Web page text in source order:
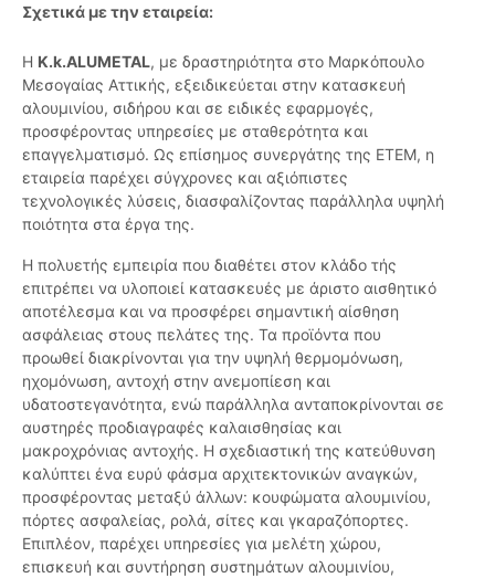
Σχετικά με την εταιρεία:
Η Κ.k.ALUMETAL, με δραστηριότητα στο Μαρκόπουλο
Μεσογαίας Αττικής, εξειδικεύεται στην κατασκευή
αλουμινίου, σιδήρου και σε ειδικές εφαρμογές,
προσφέροντας υπηρεσίες με σταθερότητα και
επαγγελματισμό. Ως επίσημος συνεργάτης της ΕΤΕΜ, η
εταιρεία παρέχει σύγχρονες και αξιόπιστες
τεχνολογικές λύσεις, διασφαλίζοντας παράλληλα υψηλή
ποιότητα στα έργα της.
Η πολυετής εμπειρία που διαθέτει στον κλάδο τής
επιτρέπει να υλοποιεί κατασκευές με άριστο αισθητικό
αποτέλεσμα και να προσφέρει σημαντική αίσθηση
ασφάλειας στους πελάτες της. Τα προϊόντα που
προωθεί διακρίνονται για την υψηλή θερμομόνωση,
ηχομόνωση, αντοχή στην ανεμοπίεση και
υδατοστεγανότητα, ενώ παράλληλα ανταποκρίνονται σε
αυστηρές προδιαγραφές καλαισθησίας και
μακροχρόνιας αντοχής. Η σχεδιαστική της κατεύθυνση
καλύπτει ένα ευρύ φάσμα αρχιτεκτονικών αναγκών,
προσφέροντας μεταξύ άλλων: κουφώματα αλουμινίου,
πόρτες ασφαλείας, ρολά, σίτες και γκαραζόπορτες.
Επιπλέον, παρέχει υπηρεσίες για μελέτη χώρου,
επισκευή και συντήρηση συστημάτων αλουμινίου,